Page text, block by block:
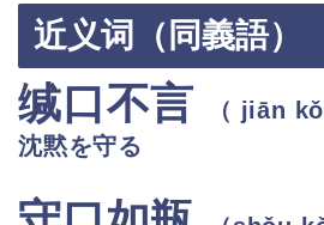
近义词（同義語）
缄口不言 （ jiān
沈黙を守る